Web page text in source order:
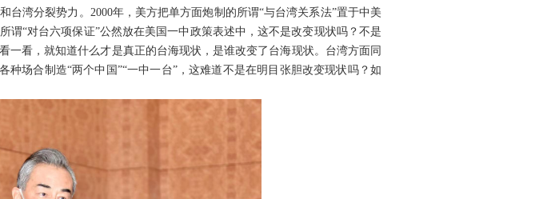
湾分裂势力。2000年，美方把单方面炮制的所谓“与台湾关系法”置于中美
“对台六项保证”公然放在美国一中政策表述中，这不是改变现状吗？不是
看，就知道什么才是真正的台海现状，是谁改变了台海现状。台湾方面同
场合制造“两个中国”“一中一台”，这难道不是在明目张胆改变现状吗？如